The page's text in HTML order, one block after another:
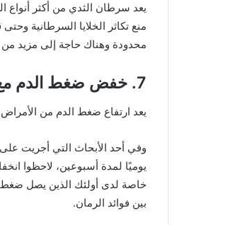
يعد سرطان الثدي من أكثر
منع تكاثر الخلايا السرطانية
محدودة وهناك حاجة إلى مزيد
7. خفض ضغط الدم مع الرمان
يعد ارتفاع ضغط الدم من الأمراض
يوميًا لمدة أسبوعين، لاحظوا
خاصة لدى أولئك الذين يصل ضغط
بين فوائد الرمان.